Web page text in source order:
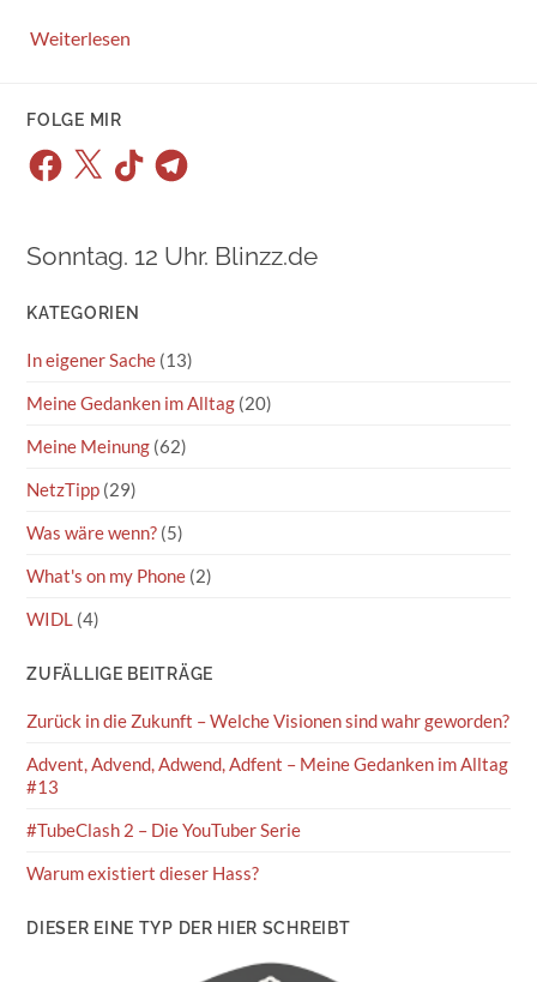
Weiterlesen
FOLGE MIR
Facebook
X TikTokTelegram
Sonntag. 12 Uhr. Blinzz.de
KATEGORIEN
In eigener Sache (13)
Meine Gedanken im Alltag (20)
Meine Meinung (62)
NetzTipp (29)
Was wäre wenn? (5)
What's on my Phone (2)
WIDL (4)
ZUFÄLLIGE BEITRÄGE
Zurück in die Zukunft – Welche Visionen sind wahr geworden?
Advent, Advend, Adwend, Adfent – Meine Gedanken im Alltag
#13
#TubeClash 2 – Die YouTuber Serie
Warum existiert dieser Hass?
DIESER EINE TYP DER HIER SCHREIBT